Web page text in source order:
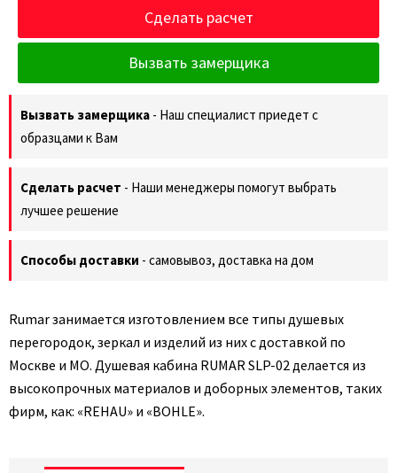
Сделать расчет
Вызвать замерщика
Вызвать замерщика - Наш специалист приедет с
образцами к Вам
Сделать расчет - Наши менеджеры помогут выбрать
лучшее решение
Способы доставки - самовывоз, доставка на дом
Rumar занимается изготовлением все типы душевых
перегородок, зеркал и изделий из них с доставкой по
Москве и МО. Душевая кабина RUMAR SLP-02 делается из
высокопрочных материалов и доборных элементов, таких
фирм, как: «REHAU» и «BOHLE».